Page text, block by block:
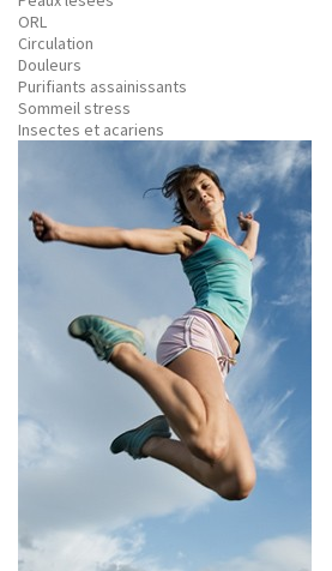
ORL
Circulation
Douleurs
Purifiants assainissants
Sommeil stress
Insectes et acariens